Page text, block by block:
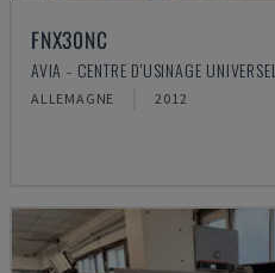
FNX30NC
AVIA - CENTRE D'USINAGE UNIVERSEL
ALLEMAGNE 2012